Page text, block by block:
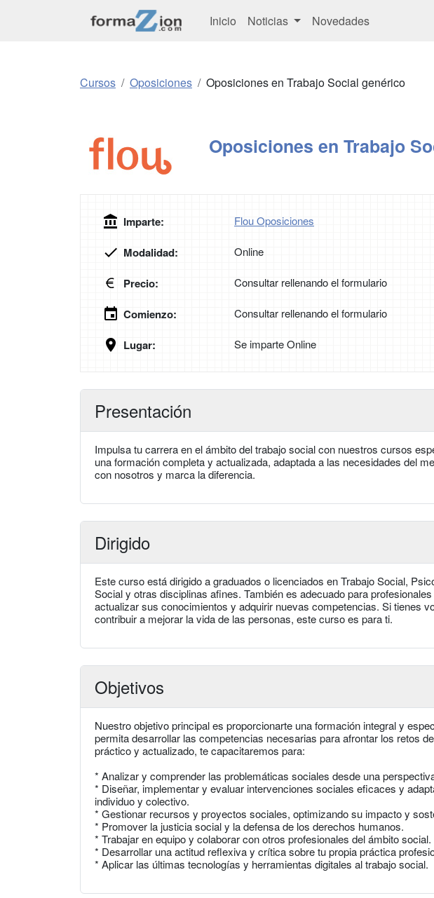
Inicio Noticias Novedades
Cursos Oposiciones Oposiciones en Trabajo Social genérico
Oposiciones en Trabajo
Imparte: Flou Oposiciones
Modalidad: Online
Precio: Consultar rellenando el formulario
Comienzo: Consultar rellenando el formulario
Lugar: Se imparte Online
Presentación
Impulsa tu carrera en el ámbito del trabajo social con nuestros cursos
una formación completa y actualizada, adaptada a las necesidades del
con nosotros y marca la diferencia.
Dirigido
Este curso está dirigido a graduados o licenciados en Trabajo Social,
Social y otras disciplinas afines. También es adecuado para
actualizar sus conocimientos y adquirir nuevas competencias. Si tienes
contribuir a mejorar la vida de las personas, este curso es para ti.
Objetivos
Nuestro objetivo principal es proporcionarte una formación integral y
permita desarrollar las competencias necesarias para afrontar los retos
práctico y actualizado, te capacitaremos para:
* Analizar y comprender las problemáticas sociales desde una
* Diseñar, implementar y evaluar intervenciones sociales eficaces y
individuo y colectivo.
* Gestionar recursos y proyectos sociales, optimizando su impacto y
* Promover la justicia social y la defensa de los derechos humanos.
* Trabajar en equipo y colaborar con otros profesionales del ámbito social.
* Desarrollar una actitud reflexiva y crítica sobre tu propia práctica
* Aplicar las últimas tecnologías y herramientas digitales al trabajo social.